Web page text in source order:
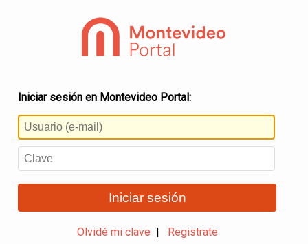
Iniciar sesión en Montevideo Portal:
Iniciar sesión
Olvidé mi clave Registrate